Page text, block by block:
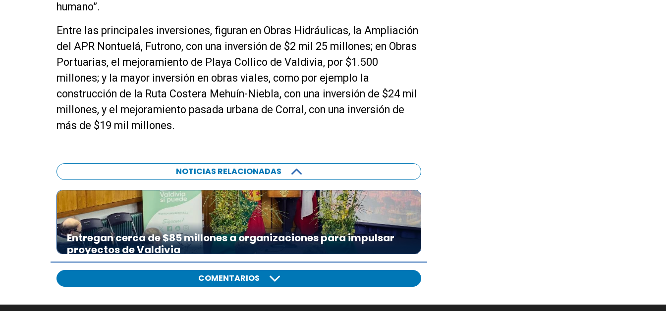
humano”.
Entre las principales inversiones, figuran en Obras Hidráulicas, la Ampliación
del APR Nontuelá, Futrono, con una inversión de $2 mil 25 millones; en Obras
Portuarias, el mejoramiento de Playa Collico de Valdivia, por $1.500
millones; y la mayor inversión en obras viales, como por ejemplo la
construcción de la Ruta Costera Mehuín-Niebla, con una inversión de $24 mil
millones, y el mejoramiento pasada urbana de Corral, con una inversión de
más de $19 mil millones.
NOTICIAS RELACIONADAS
Entregan cerca de $85 millones a organizaciones para impulsar
proyectos de Valdivia
COMENTARIOS